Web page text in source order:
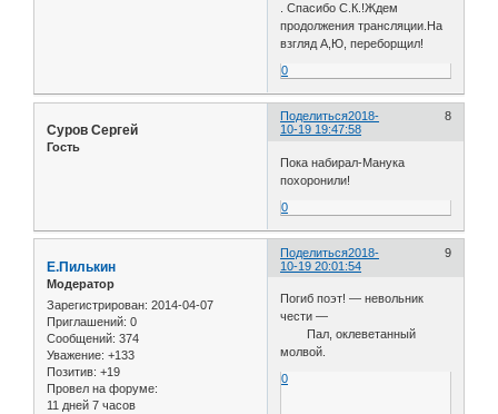
. Спасибо С.К.!Ждем
продолжения трансляции.На
взгляд А,Ю, переборщил!
0
Поделиться 8
2018-
10-19 19:47:58
Суров Сергей
Гость
Пока набирал-Манука
похоронили!
0
Поделиться 9
2018-
10-19 20:01:54
Е.Пилькин
Модератор
Зарегистрирован: 2014-04-07
Приглашений: 0
Сообщений: 374
Уважение: +133
Позитив: +19
Провел на форуме:
11 дней 7 часов
Погиб поэт! — невольник
чести —
Пал, оклеветанный
молвой.
0